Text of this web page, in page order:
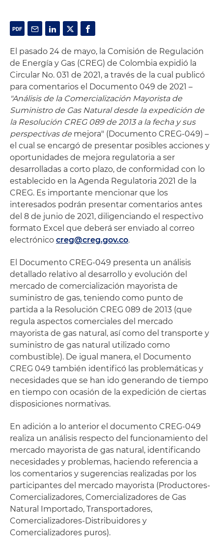
El pasado 24 de mayo, la Comisión de Regulación
de Energía y Gas (CREG) de Colombia expidió la
Circular No. 031 de 2021, a través de la cual publicó
para comentarios el Documento 049 de 2021 –
"Análisis de la Comercialización Mayorista de
Suministro de Gas Natural desde la expedición de
la Resolución CREG 089 de 2013 a la fecha y sus
perspectivas de mejora" (Documento CREG-049) –
el cual se encargó de presentar posibles acciones y
oportunidades de mejora regulatoria a ser
desarrolladas a corto plazo, de conformidad con lo
establecido en la Agenda Regulatoria 2021 de la
CREG. Es importante mencionar que los
interesados podrán presentar comentarios antes
del 8 de junio de 2021, diligenciando el respectivo
formato Excel que deberá ser enviado al correo
electrónico creg@creg.gov.co.
El Documento CREG-049 presenta un análisis
detallado relativo al desarrollo y evolución del
mercado de comercialización mayorista de
suministro de gas, teniendo como punto de
partida a la Resolución CREG 089 de 2013 (que
regula aspectos comerciales del mercado
mayorista de gas natural, así como del transporte y
suministro de gas natural utilizado como
combustible). De igual manera, el Documento
CREG 049 también identificó las problemáticas y
necesidades que se han ido generando de tiempo
en tiempo con ocasión de la expedición de ciertas
disposiciones normativas.
En adición a lo anterior el documento CREG-049
realiza un análisis respecto del funcionamiento del
mercado mayorista de gas natural, identificando
necesidades y problemas, haciendo referencia a
los comentarios y sugerencias realizadas por los
participantes del mercado mayorista (Productores-
Comercializadores, Comercializadores de Gas
Natural Importado, Transportadores,
Comercializadores-Distribuidores y
Comercializadores puros).